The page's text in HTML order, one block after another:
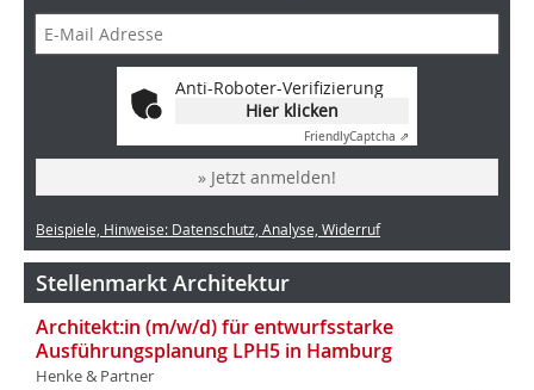
Anti-Roboter-Verifizierung
Hier klicken
FriendlyCaptcha ⇗
» Jetzt anmelden!
Beispiele, Hinweise: Datenschutz, Analyse, Widerruf
Stellenmarkt Architektur
Architekt:in (m/w/d) für entwurfsstarke
Ausführungsplanung LPH5 in Hamburg
Henke & Partner